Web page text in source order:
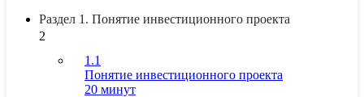
Раздел 1. Понятие инвестиционного проекта
2
1.1
Понятие инвестиционного проекта
20 минут